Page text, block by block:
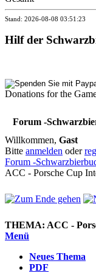
Stand: 2026-08-08 03:51:23
Hilf der
Donations for the
Forum -
Willkommen, Gast
Bitte anmelden oder
Forum -
ACC - Porsche Cup
THEMA: ACC -
Menü
Neues Thema
PDF